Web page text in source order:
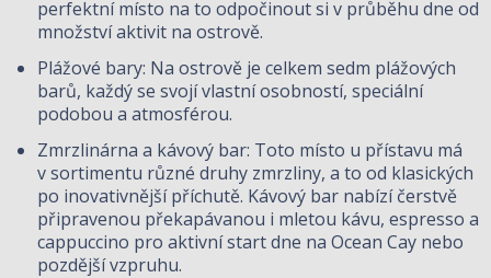
perfektní místo na to odpočinout si v průběhu dne od
množství aktivit na ostrově.
Plážové bary: Na ostrově je celkem sedm plážových
barů, každý se svojí vlastní osobností, speciální
podobou a atmosférou.
Zmrzlinárna a kávový bar: Toto místo u přístavu má
v sortimentu různé druhy zmrzliny, a to od klasických
po inovativnější příchutě. Kávový bar nabízí čerstvě
připravenou překapávanou i mletou kávu, espresso a
cappuccino pro aktivní start dne na Ocean Cay nebo
pozdější vzpruhu.